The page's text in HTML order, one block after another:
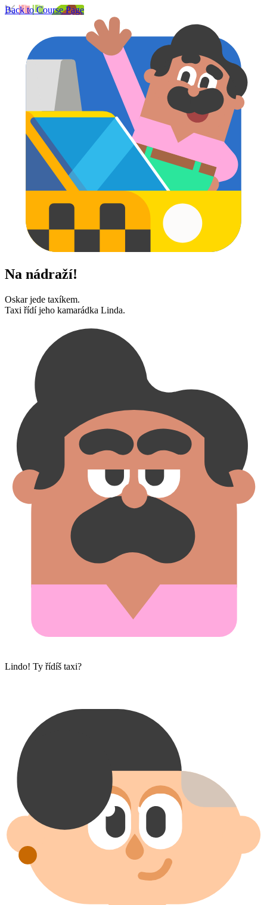
Back to Course Page
Na nádraží!
Oskar jede taxíkem.
Taxi řídí jeho kamarádka Linda.
Lindo! Ty řídíš taxi?